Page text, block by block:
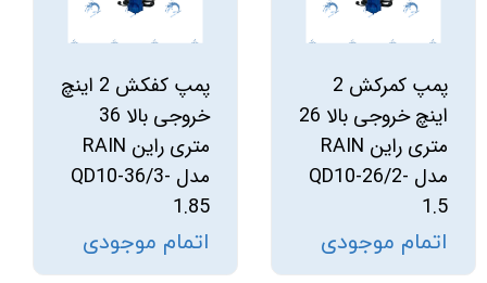
پمپ کمرکش 2
اینچ خروجی بالا 26
متری راین RAIN
مدل QD10-26/2-
1.5
اتمام موجودی
پمپ کفکش 2 اینچ
خروجی بالا 36
متری راین RAIN
مدل QD10-36/3-
1.85
اتمام موجودی